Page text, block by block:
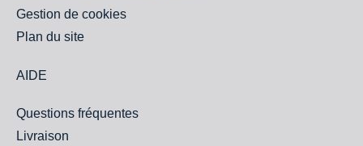
Gestion de cookies
Plan du site
AIDE
Questions fréquentes
Livraison